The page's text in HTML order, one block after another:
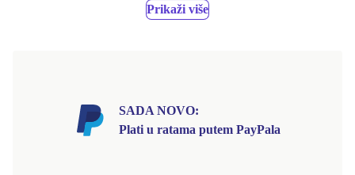
Prikaži više
SADA NOVO:
Plati u ratama putem PayPala